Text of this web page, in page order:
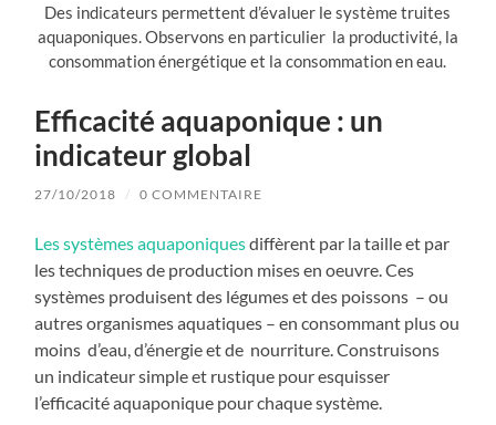
Des indicateurs permettent d’évaluer le système truites
aquaponiques. Observons en particulier la productivité, la
consommation énergétique et la consommation en eau.
Efficacité aquaponique : un
indicateur global
27/10/2018 / 0 COMMENTAIRE
Les systèmes aquaponiquesdiffèrent par la taille et par
les techniques de production mises en oeuvre. Ces
systèmes produisent des légumes et des poissons – ou
autres organismes aquatiques – en consommant plus ou
moins d’eau, d’énergie et de nourriture. Construisons
un indicateur simple et rustique pour esquisser
l’efficacité aquaponique pour chaque système.